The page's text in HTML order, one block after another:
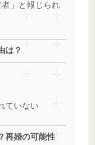
」と報じられ
は？
ていない
再婚の可能性